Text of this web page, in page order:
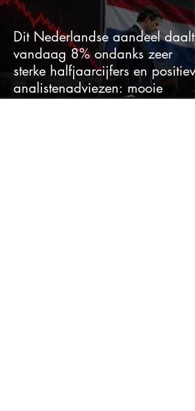
Dit Nederlandse aandeel daalt
vandaag 8% ondanks zeer
sterke halfjaarcijfers en positieve
analistenadviezen: mooie